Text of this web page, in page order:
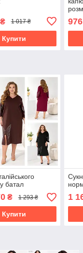
1 017 ₴
Купити
батал
₴ 1 293 ₴
Купити
1